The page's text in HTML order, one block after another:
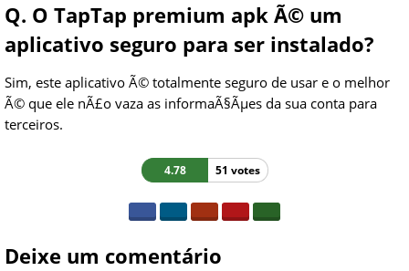
Q. O TapTap premium apk Ã© um
aplicativo seguro para ser instalado?
Sim, este aplicativo Ã© totalmente seguro de usar e o melhor
Ã© que ele nÃ£o vaza as informaÃ§Ãµes da sua conta para
terceiros.
4.78 51 votes
Deixe um comentário